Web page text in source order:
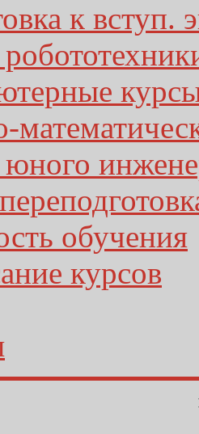
к вступ.
обучения
курсов